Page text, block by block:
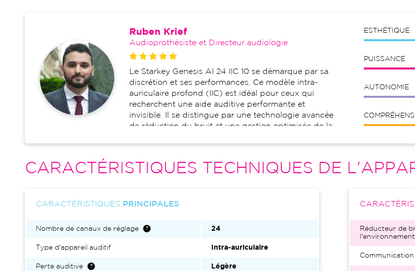
Ruben Krief
Audioprothésiste et Directeur audiologie
Le Starkey Genesis AI 24 IIC 10 se démarque par sa
discrétion et ses performances. Ce modèle intra-
auriculaire profond (IIC) est idéal pour ceux qui
recherchent une aide auditive performante et
invisible. Il se distingue par une technologie avancée
de réduction du bruit et une gestion optimisée de la
options de connectivité innovantes pour une
l'esthétique et l'efficacité.
ESTHÉTIQUE
PUISSANCE
AUTONOMIE
CARACTÉRISTIQUES TECHNIQUES DE
CARACTÉRISTIQUES PRINCIPALES
Nombre de canaux de réglage 24
Type d'appareil auditif Intra-auriculaire
Perte auditive Légère
Réducteur de
l'environnement